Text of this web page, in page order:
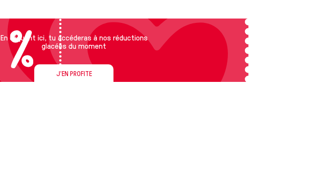
En cliquant ici, tu accéderas à nos réductions
glacées du moment
J'EN PROFITE